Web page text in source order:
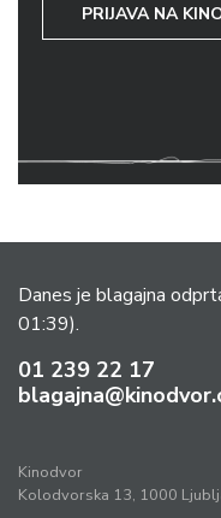
PRIJAVA NA
Danes je blagajna
01:39).
01 239 22 17
Kinodvor
Kolodvorska 13, 1000